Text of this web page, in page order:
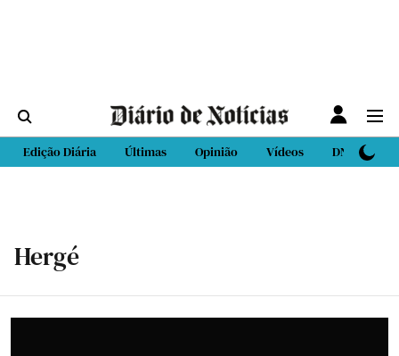
Edição Diária Últimas Opinião Vídeos DN Sport
Hergé